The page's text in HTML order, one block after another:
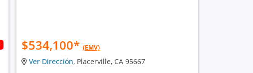
$534,100* (EMV)
Ver Dirección, Placerville, CA 95667